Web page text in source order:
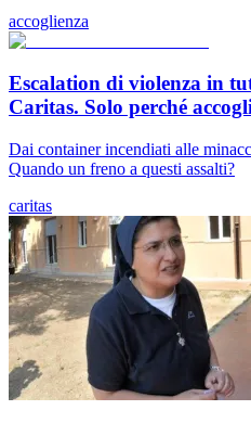
accoglienza
Escalation di violenza in
Caritas. Solo perché
Dai container incendiati alle
Quando un freno a questi assalti?
caritas